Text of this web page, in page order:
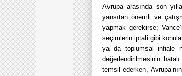
Avrupa arasında son
yansıtan önemli ve
yapmak gerekirse;
seçimlerin iptali gibi
ya da toplumsal infiale
değerlendirilmesinin
temsil ederken,